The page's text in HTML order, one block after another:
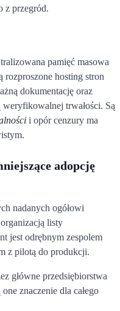
z przegród.
pamięć masowa
rozproszone hosting stron
dokumentację oraz
trwałości. Są
i opór cenzury ma
adopcję
nadanych ogółowi
listy
jest odrębnym zespolem
z pilotą do produkcji.
główne przedsiębiorstwa
znaczenie dla całego